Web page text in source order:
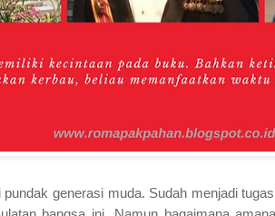
generasi muda. Sudah menjadi